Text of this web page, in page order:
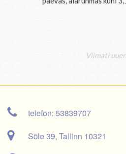
Viimati
telefon: 53839707
Sõle 39, Tallinn 10321